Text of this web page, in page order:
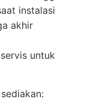
instalasi
akhir
untuk